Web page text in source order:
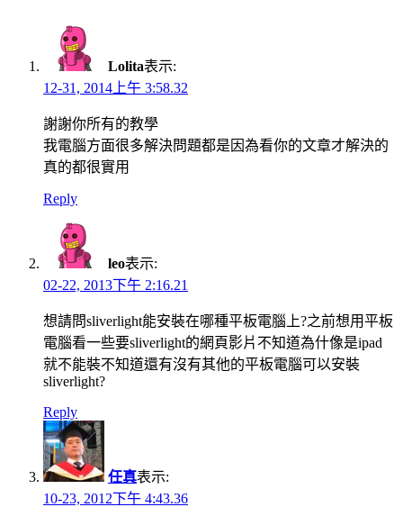
Lolita表示:
12-31, 2014上午 3:58.32
謝謝你所有的教學
我電腦方面很多解決問題都是因為看你的文章才解決的
真的都很實用
Reply
leo表示:
02-22, 2013下午 2:16.21
想請問sliverlight能安裝在哪種平板電腦上?之前想用平板
電腦看一些要sliverlight的網頁影片不知道為什像是ipad
就不能裝不知道還有沒有其他的平板電腦可以安裝
sliverlight?
Reply
任真表示:
10-23, 2012下午 4:43.36